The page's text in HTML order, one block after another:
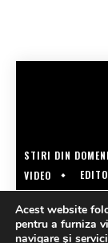
STIRI DIN
VIDEO
Acest website
pentru a furniza
navigare şi